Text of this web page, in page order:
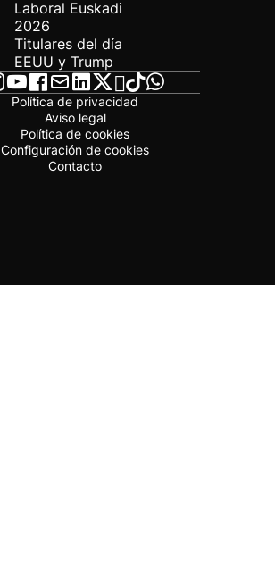
Laboral Euskadi
2026
Titulares del día
EEUU y Trump
Política de privacidad
Aviso legal
Política de cookies
Configuración de cookies
Contacto